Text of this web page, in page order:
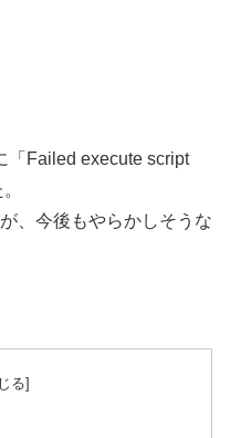
「Failed execute script
、今後もやらかしそうな